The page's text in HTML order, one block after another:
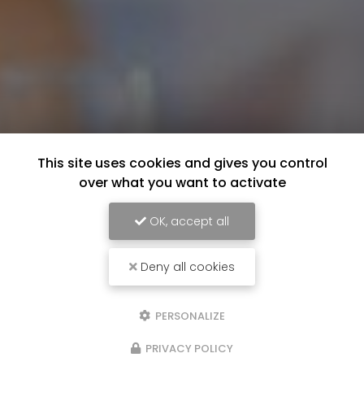
This site uses cookies and gives you control
over what you want to activate
OK, accept all
Deny all cookies
PERSONALIZE
PRIVACY POLICY